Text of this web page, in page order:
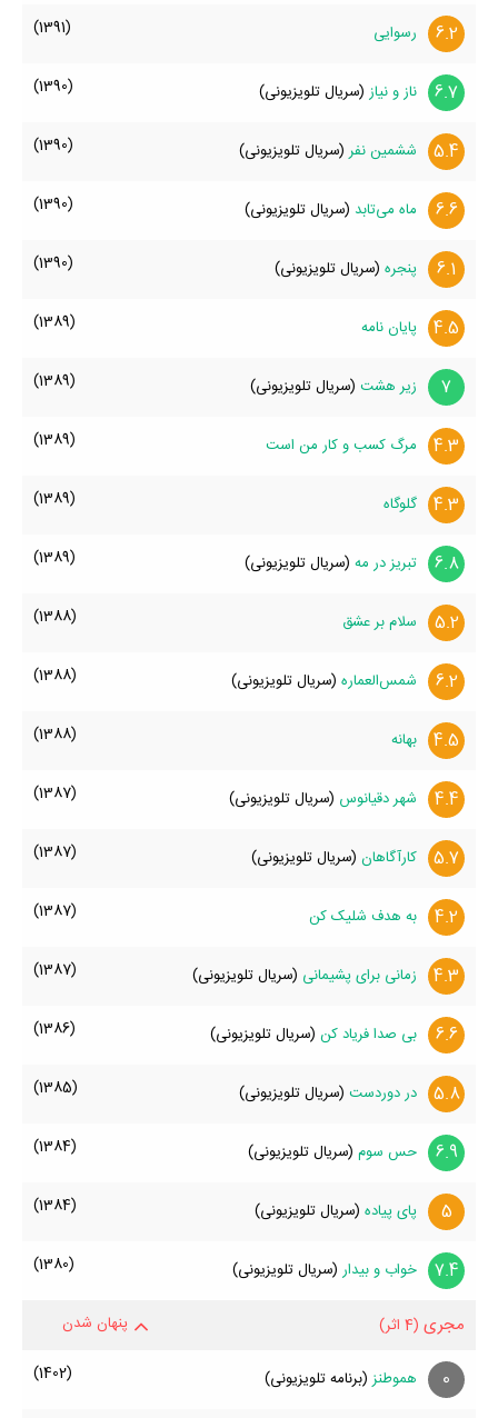
6.2 رسوایی (1391)
6.7 ناز و نیاز (سریال تلویزیونی) (1390)
5.4 ششمین نفر (سریال تلویزیونی) (1390)
6.6 ماه می‌تابد (سریال تلویزیونی) (1390)
6.1 پنجره (سریال تلویزیونی) (1390)
4.5 پایان نامه (1389)
7 زیر هشت (سریال تلویزیونی) (1389)
4.3 مرگ کسب و کار من است (1389)
4.3 گلوگاه (1389)
6.8 تبریز در مه (سریال تلویزیونی) (1389)
5.2 سلام بر عشق (1388)
6.2 شمس‌العماره (سریال تلویزیونی) (1388)
4.5 بهانه (1388)
4.4 شهر دقیانوس (سریال تلویزیونی) (1387)
5.7 کارآگاهان (سریال تلویزیونی) (1387)
4.2 به هدف شلیک کن (1387)
4.3 زمانی برای پشیمانی (سریال تلویزیونی) (1387)
6.6 بی صدا فریاد کن (سریال تلویزیونی) (1386)
5.8 در‌ دوردست (سریال تلویزیونی) (1385)
6.9 حس سوم (سریال تلویزیونی) (1384)
5 پای پیاده (سریال تلویزیونی) (1384)
7.4 خواب و بیدار (سریال تلویزیونی) (1380)
مجری (4 اثر) پنهان شدن
0 هموطنز (برنامه تلویزیونی) (1402)